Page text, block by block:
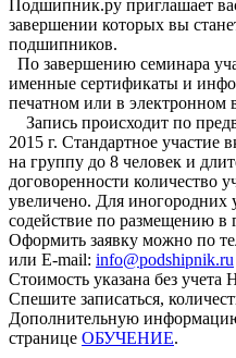
Подшипник.ру приглашает
завершении которых вы
подшипников.
По завершению семинара
именные сертификаты и
печатном или в электронном
Запись происходит по
2015 г. Стандартное участие
на группу до 8 человек и
договоренности количество
увеличено. Для иногородних
содействие по размещению в
Оформить заявку можно по
или E-mail: info@podshipnik.ru
Стоимость указана без учета
Спешите записаться,
Дополнительную
странице ОБУЧЕНИЕ.